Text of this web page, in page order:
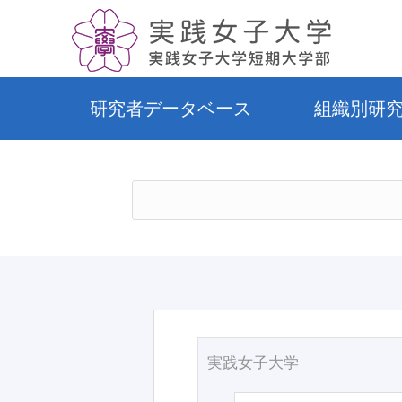
研究者データベース 組織別研
実践女子大学